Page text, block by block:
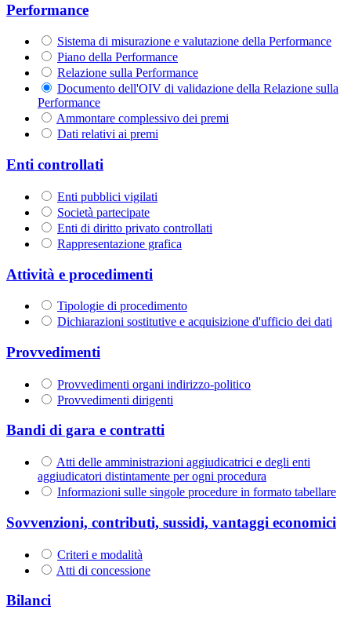
Performance
Sistema di misurazione e valutazione della Performance
Piano della Performance
Relazione sulla Performance
Documento dell'OIV di validazione della Relazione sulla
Performance
Ammontare complessivo dei premi
Dati relativi ai premi
Enti controllati
Enti pubblici vigilati
Società partecipate
Enti di diritto privato controllati
Rappresentazione grafica
Attività e procedimenti
Tipologie di procedimento
Dichiarazioni sostitutive e acquisizione d'ufficio dei dati
Provvedimenti
Provvedimenti organi indirizzo-politico
Provvedimenti dirigenti
Bandi di gara e contratti
Atti delle amministrazioni aggiudicatrici e degli enti
aggiudicatori distintamente per ogni procedura
Informazioni sulle singole procedure in formato tabellare
Sovvenzioni, contributi, sussidi, vantaggi economici
Criteri e modalità
Atti di concessione
Bilanci